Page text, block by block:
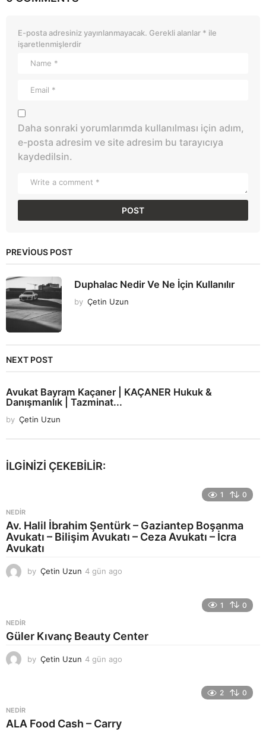
E-posta adresiniz yayınlanmayacak. Gerekli alanlar * ile
işaretlenmişlerdir
Daha sonraki yorumlarımda kullanılması için adım,
e-posta adresim ve site adresim bu tarayıcıya
kaydedilsin.
PREVIOUS POST
Duphalac Nedir Ve Ne İçin Kullanılır
by Çetin Uzun
NEXT POST
Avukat Bayram Kaçaner | KAÇANER Hukuk &
Danışmanlık | Tazminat...
by Çetin Uzun
İLGINIZI ÇEKEBILIR:
1 0
NEDIR
Av. Halil İbrahim Şentürk – Gaziantep Boşanma
Avukatı – Bilişim Avukatı – Ceza Avukatı – İcra
Avukatı
by Çetin Uzun 4 gün ago
o
1 0
NEDIR
Güler Kıvanç Beauty Center
by Çetin Uzun 4 gün ago
2 0
NEDIR
ALA Food Cash – Carry